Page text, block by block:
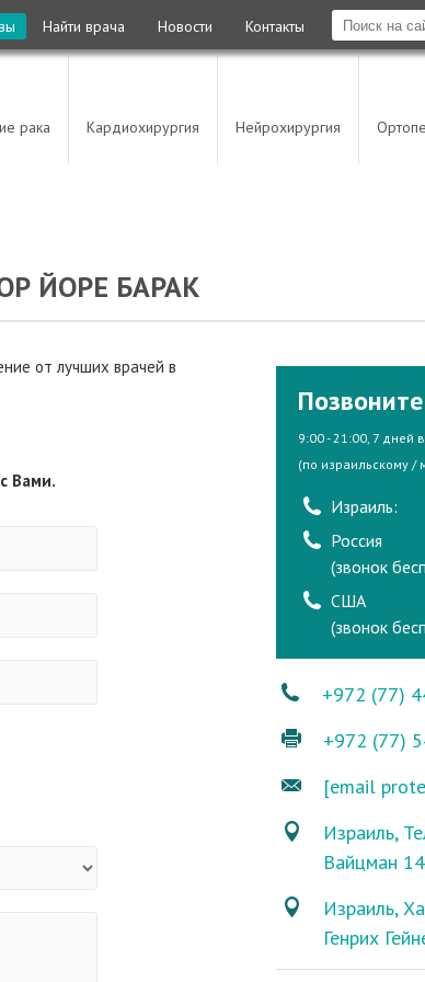
Найти врача Новости Контакты
рака Кардиохирургия Нейрохирургия
ЙОРЕ БАРАК
от лучших врачей в
Вами.
9:00 - 21:00, 7 дней
(по израильскому /
Израиль:
Россия
(звонок
США
(звонок
+972 (77)
+972 (77)
[email
Израиль,
Вайцман
Израиль,
Генрих